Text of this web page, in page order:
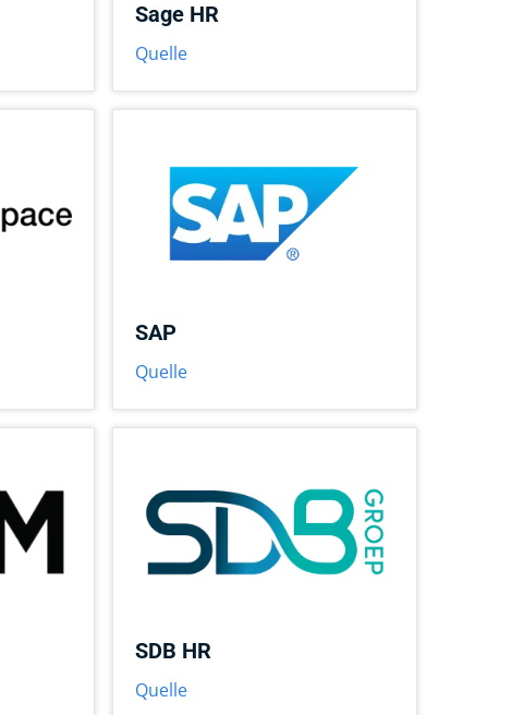
Sage HR
Quelle
SAP
Quelle
SDB HR
Quelle